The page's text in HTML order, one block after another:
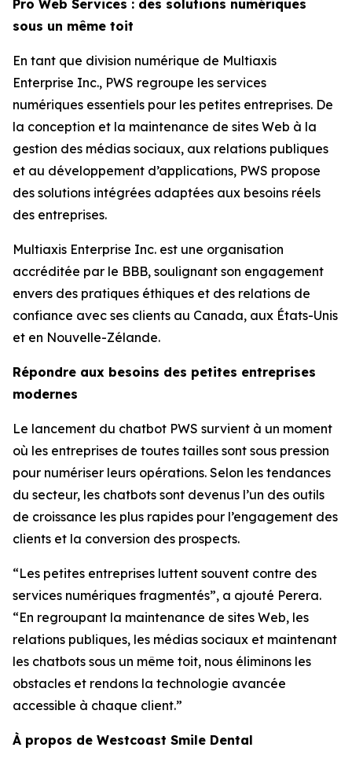
Pro Web Services : des solutions numériques
sous un même toit
En tant que division numérique de Multiaxis
Enterprise Inc., PWS regroupe les services
numériques essentiels pour les petites entreprises. De
la conception et la maintenance de sites Web à la
gestion des médias sociaux, aux relations publiques
et au développement d’applications, PWS propose
des solutions intégrées adaptées aux besoins réels
des entreprises.
Multiaxis Enterprise Inc. est une organisation
accréditée par le BBB, soulignant son engagement
envers des pratiques éthiques et des relations de
confiance avec ses clients au Canada, aux États-Unis
et en Nouvelle-Zélande.
Répondre aux besoins des petites entreprises
modernes
Le lancement du chatbot PWS survient à un moment
où les entreprises de toutes tailles sont sous pression
pour numériser leurs opérations. Selon les tendances
du secteur, les chatbots sont devenus l’un des outils
de croissance les plus rapides pour l’engagement des
clients et la conversion des prospects.
“Les petites entreprises luttent souvent contre des
services numériques fragmentés”, a ajouté Perera.
“En regroupant la maintenance de sites Web, les
relations publiques, les médias sociaux et maintenant
les chatbots sous un même toit, nous éliminons les
obstacles et rendons la technologie avancée
accessible à chaque client.”
À propos de Westcoast Smile Dental